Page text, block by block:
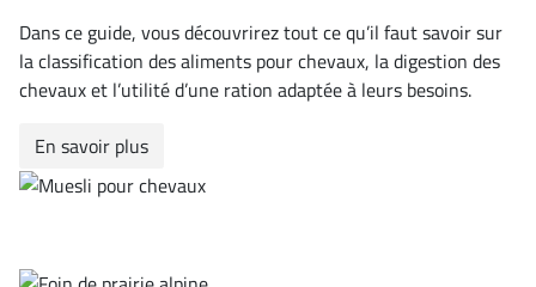
Dans ce guide, vous découvrirez tout ce qu’il faut savoir sur
la classification des aliments pour chevaux, la digestion des
chevaux et l’utilité d’une ration adaptée à leurs besoins.
En savoir plus